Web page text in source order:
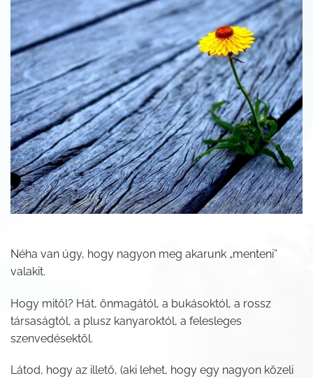
Néha van úgy, hogy nagyon meg akarunk „menteni”
valakit.
Hogy mitől? Hát, önmagától, a bukásoktól, a rossz
társaságtól, a plusz kanyaroktól, a felesleges
szenvedésektől.
Látod, hogy az illető, (aki lehet, hogy egy nagyon közeli